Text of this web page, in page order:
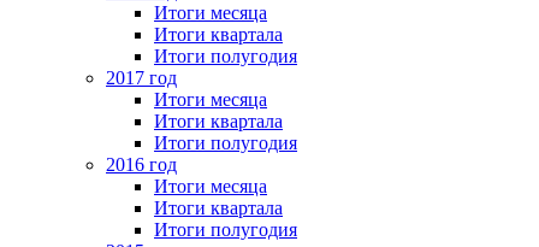
Итоги месяца
Итоги квартала
Итоги полугодия
2017 год
Итоги месяца
Итоги квартала
Итоги полугодия
2016 год
Итоги месяца
Итоги квартала
Итоги полугодия